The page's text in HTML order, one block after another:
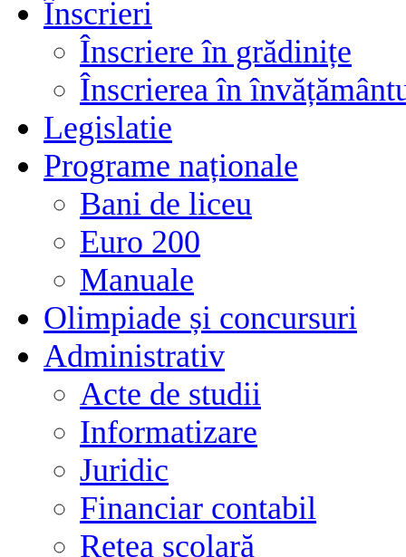
Înscrieri
Înscriere în grădinițe
Înscrierea în
Legislatie
Programe naționale
Bani de liceu
Euro 200
Manuale
Olimpiade și concursuri
Administrativ
Acte de studii
Informatizare
Juridic
Financiar contabil
Rețea școlară